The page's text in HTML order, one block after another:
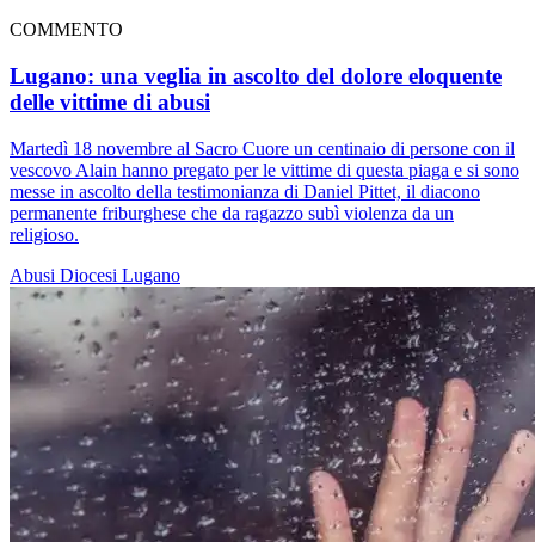
COMMENTO
Lugano: una veglia in ascolto del dolore eloquente
delle vittime di abusi
Martedì 18 novembre al Sacro Cuore un centinaio di persone con il
vescovo Alain hanno pregato per le vittime di questa piaga e si sono
messe in ascolto della testimonianza di Daniel Pittet, il diacono
permanente friburghese che da ragazzo subì violenza da un
religioso.
Abusi Diocesi Lugano